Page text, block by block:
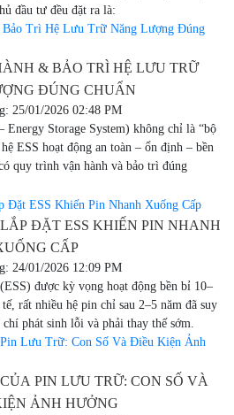
đầu tư đều đặt ra là:
& BẢO TRÌ HỆ LƯU TRỮ
ĐÚNG CHUẨN
25/01/2026 02:48 PM
Storage System) không chỉ là “bộ
ESS hoạt động an toàn – ổn định – bền
quy trình vận hành và bảo trì đúng
ĐẶT ESS KHIẾN PIN NHANH
CẤP
24/01/2026 12:09 PM
được kỳ vọng hoạt động bền bỉ 10–
rất nhiều hệ pin chỉ sau 2–5 năm đã suy
phát sinh lỗi và phải thay thế sớm.
PIN LƯU TRỮ: CON SỐ VÀ
ẢNH HƯỞNG